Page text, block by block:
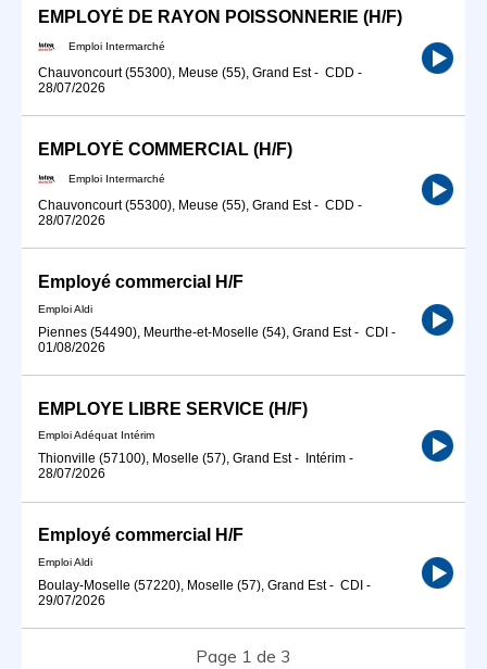
EMPLOYÉ DE RAYON POISSONNERIE (H/F)
Emploi Intermarché
Chauvoncourt (55300), Meuse (55), Grand Est- CDD -
28/07/2026
EMPLOYÉ COMMERCIAL (H/F)
Emploi Intermarché
Chauvoncourt (55300), Meuse (55), Grand Est- CDD -
28/07/2026
Employé commercial H/F
Emploi Aldi
Piennes (54490), Meurthe-et-Moselle (54), Grand Est- CDI -
01/08/2026
EMPLOYE LIBRE SERVICE (H/F)
Emploi Adéquat Intérim
Thionville (57100), Moselle (57), Grand Est- Intérim -
28/07/2026
Employé commercial H/F
Emploi Aldi
Boulay-Moselle (57220), Moselle (57), Grand Est- CDI -
29/07/2026
Page 1 de 3